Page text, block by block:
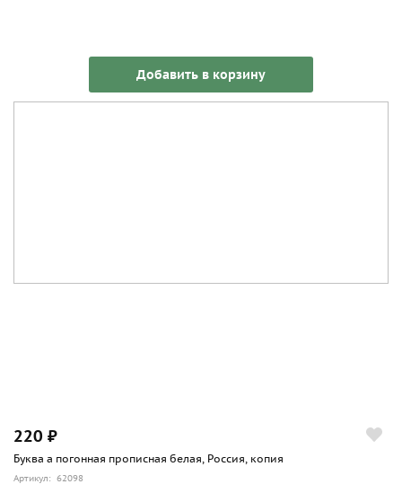
Добавить в корзину
220 ₽
Буква а погонная прописная белая, Россия, копия
Артикул: 62098